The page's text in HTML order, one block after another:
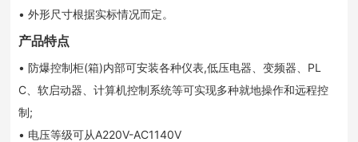
• 外形尺寸根据实标情况而定。
产品特点
• 防爆控制柜(箱)内部可安装各种仪表,低压电器、变频器、PL
C、软启动器、计算机控制系统等可实现多种就地操作和远程控
制;
• 电压等级可从A220V-AC1140V